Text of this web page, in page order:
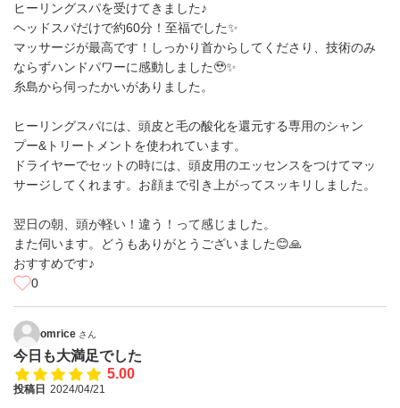
ヒーリングスパを受けてきました♪
ヘッドスパだけで約60分！至福でした✨
マッサージが最高です！しっかり首からしてくださり、技術のみ
ならずハンドパワーに感動しました🥹✨
糸島から伺ったかいがありました。
ヒーリングスパには、頭皮と毛の酸化を還元する専用のシャン
プー&トリートメントを使われています。
ドライヤーでセットの時には、頭皮用のエッセンスをつけてマッ
サージしてくれます。お顔まで引き上がってスッキリしました。
翌日の朝、頭が軽い！違う！って感じました。
また伺います。どうもありがとうございました😊🙏
おすすめです♪
0
omrice さん
今日も大満足でした
5.00
投稿日 2024/04/21